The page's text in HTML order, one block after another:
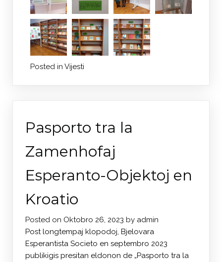
Posted in Vijesti
Pasporto tra la
Zamenhofaj
Esperanto-Objektoj en
Kroatio
Posted on Oktobro 26, 2023 by admin
Post longtempaj klopodoj, Bjelovara
Esperantista Societo en septembro 2023
publikigis presitan eldonon de „Pasporto tra la